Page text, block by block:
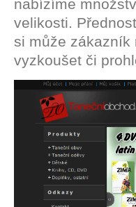
nabízíme
velikosti.
si může zákazník
vyzkoušet či